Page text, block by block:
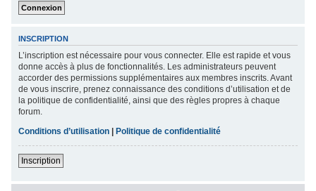
INSCRIPTION
L’inscription est nécessaire pour vous connecter. Elle est rapide et vous
donne accès à plus de fonctionnalités. Les administrateurs peuvent
accorder des permissions supplémentaires aux membres inscrits. Avant
de vous inscrire, prenez connaissance des conditions d’utilisation et de
la politique de confidentialité, ainsi que des règles propres à chaque
forum.
Conditions d’utilisation |Politique de confidentialité
Inscription